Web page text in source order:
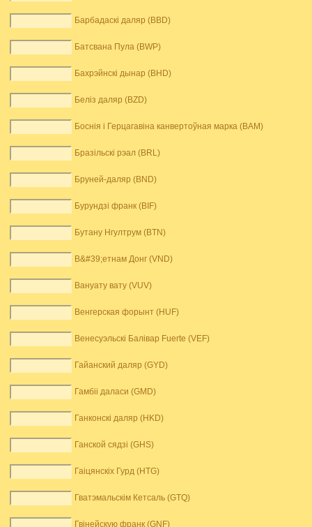
Барбадаскі даляр (BBD)
Батсвана Пула (BWP)
Бахрэйнскі дынар (BHD)
Беліз даляр (BZD)
Боснія і Герцагавіна канвертоўная марка (BAM)
Бразільскі рэал (BRL)
Бруней-даляр (BND)
Бурундзі франк (BIF)
Бутану Нгултрум (BTN)
В&#39;етнам Донг (VND)
Вануату вату (VUV)
Венгерская форынт (HUF)
Венесуэльскі Балівар Fuerte (VEF)
Гайанский даляр (GYD)
Гамбіі даласи (GMD)
Ганконскі даляр (HKD)
Ганской сядзі (GHS)
Гаіцянскіх Гурд (HTG)
Гватэмальскім Кетсаль (GTQ)
Гвінейскую франк (GNF)